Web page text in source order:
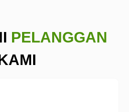
PELANGGAN